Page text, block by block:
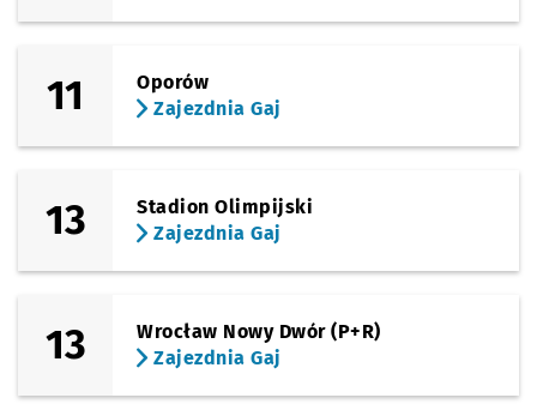
11
Oporów
Zajezdnia Gaj
13
Stadion Olimpijski
Zajezdnia Gaj
13
Wrocław Nowy Dwór (P+R)
Zajezdnia Gaj